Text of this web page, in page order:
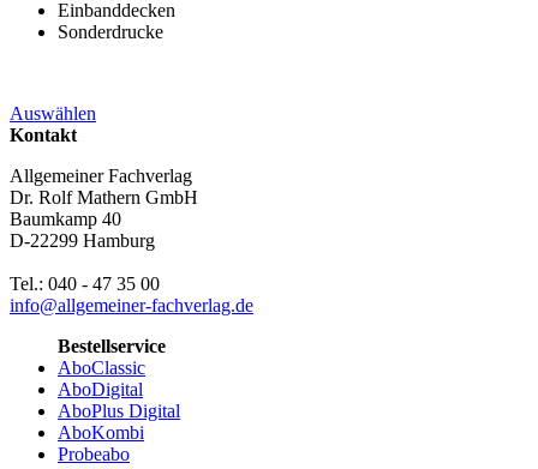
Einbanddecken
Sonderdrucke
Auswählen
Kontakt
Allgemeiner Fachverlag
Dr. Rolf Mathern GmbH
Baumkamp 40
D-22299 Hamburg
Tel.: 040 - 47 35 00
info@allgemeiner-fachverlag.de
Bestellservice
AboClassic
AboDigital
AboPlus Digital
AboKombi
Probeabo